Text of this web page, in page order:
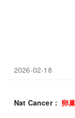
2026-02-18
Nat Cancer： 卵